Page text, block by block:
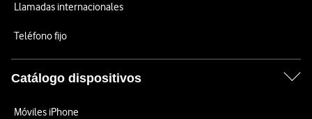
Llamadas internacionales
Teléfono fijo
Catálogo dispositivos
Móviles iPhone